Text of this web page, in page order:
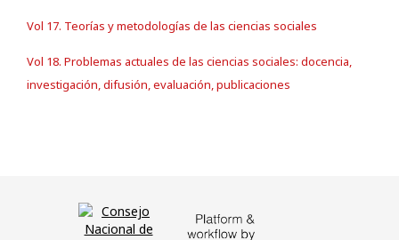
Vol 17. Teorías y metodologías de las ciencias sociales
Vol 18. Problemas actuales de las ciencias sociales: docencia,
investigación, difusión, evaluación, publicaciones